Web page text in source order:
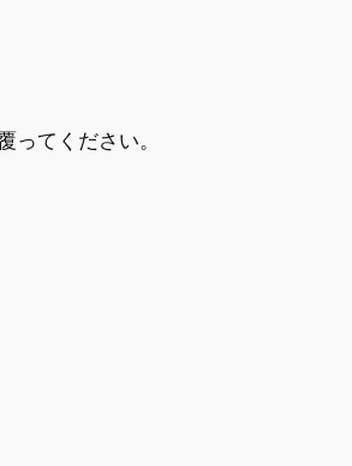
てください。